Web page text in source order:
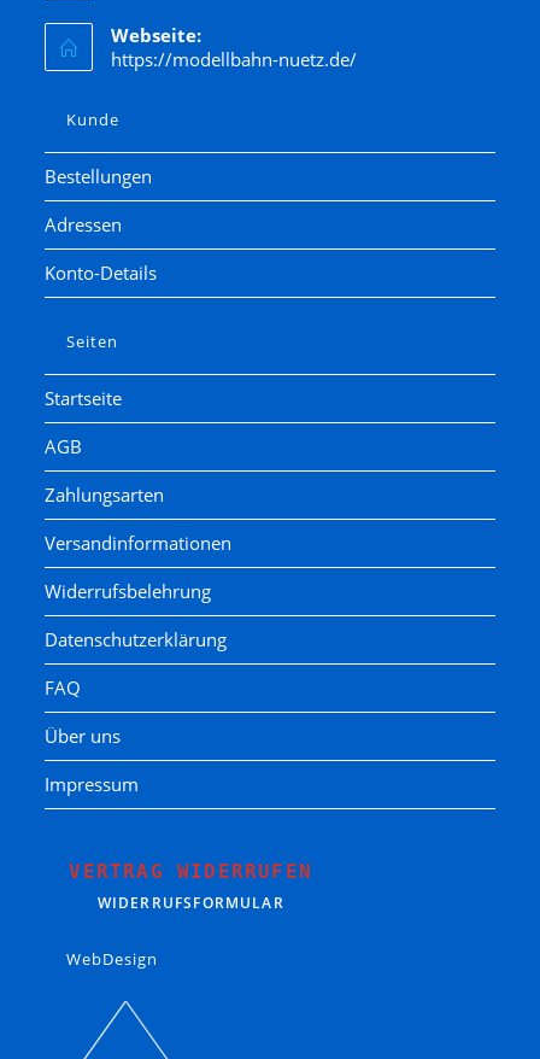
Webseite:
https://modellbahn-nuetz.de/
Kunde
Bestellungen
Adressen
Konto-Details
Seiten
Startseite
AGB
Zahlungsarten
Versandinformationen
Widerrufsbelehrung
Datenschutzerklärung
FAQ
Über uns
Impressum
VERTRAG WIDERRUFEN
WIDERRUFSFORMULAR
WebDesign